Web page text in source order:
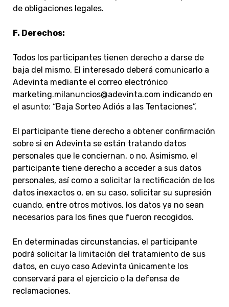
de obligaciones legales.
F. Derechos:
Todos los participantes tienen derecho a darse de
baja del mismo. El interesado deberá comunicarlo a
Adevinta mediante el correo electrónico
marketing.milanuncios@adevinta.com indicando en
el asunto: “Baja Sorteo Adiós a las Tentaciones”.
El participante tiene derecho a obtener confirmación
sobre si en Adevinta se están tratando datos
personales que le conciernan, o no. Asimismo, el
participante tiene derecho a acceder a sus datos
personales, así como a solicitar la rectificación de los
datos inexactos o, en su caso, solicitar su supresión
cuando, entre otros motivos, los datos ya no sean
necesarios para los fines que fueron recogidos.
En determinadas circunstancias, el participante
podrá solicitar la limitación del tratamiento de sus
datos, en cuyo caso Adevinta únicamente los
conservará para el ejercicio o la defensa de
reclamaciones.